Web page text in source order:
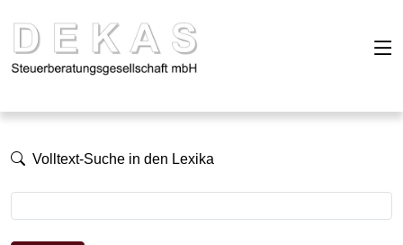
Volltext-Suche in den Lexika